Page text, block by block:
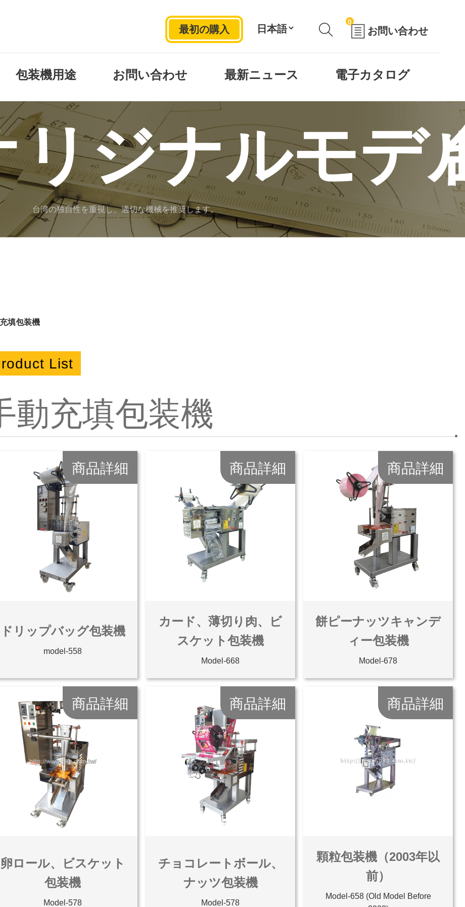
最初の購入
0
お問い合わせ
包装機用途 お問い合わせ 最新ニュース 電子カタログ
リジナルモデ
台湾の独自性を重視し、適切な機械を推奨します。
填包装機
List
動充填包装機
商品詳細
ドリップバッグ包装機
model-558
商品詳細
カード、薄切り肉、ビ
スケット包装機
Model-668
商品詳細
餅ピーナッツキャンデ
ィー包装機
Model-678
商品詳細
卵ロール、ビスケット
包装機
Model-578
商品詳細
チョコレートボール、
ナッツ包装機
Model-578
商品詳細
顆粒包装機（2003年以
前）
Model-658 (Old Model Before